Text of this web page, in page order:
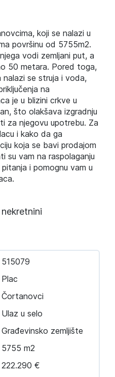
koji se nalazi u
površinu od 5755m2.
vodi zemljani put, a
50 metara. Pored toga,
nalazi se struja i voda,
na
je u blizini crkve u
što olakšava izgradnju
za njegovu upotrebu. Za
i kako da ga
koja se bavi prodajom
su vam na raspolaganju
i pomognu vam u
515079
Plac
Čortanovci
Ulaz u selo
Građevinsko zemljište
5755 m2
222.290 €